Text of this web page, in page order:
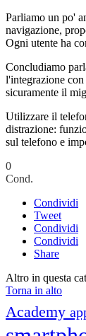
Parliamo un po'
navigazione,
Ogni utente ha
Concludiamo
l'integrazione
sicuramente il
Utilizzare il
distrazione:
sul telefono e
0
Cond.
Condividi
Tweet
Condividi
Condividi
Share
Altro in questa
Torna in alto
Academy